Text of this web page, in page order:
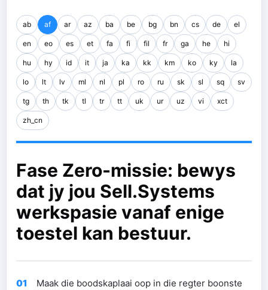
ab af ar az ba be bg bn cs de el
en eo es et fa fi fil fr ga he hi
hu hy id it ja ka kk km ko ky la
lo lt lv ml nl pl ro ru sk sl sq sv
tg th tk tl tr tt uk ur uz vi xct
zh_cn
Fase Zero-missie: bewys
dat jy jou Sell.Systems
werkspasie vanaf enige
toestel kan bestuur.
01
Maak die boodskaplaai oop in die regter boonste